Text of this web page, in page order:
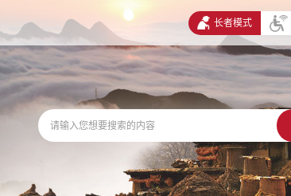
长者模式